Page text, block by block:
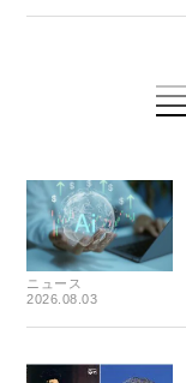
ニュース
2026.08.03